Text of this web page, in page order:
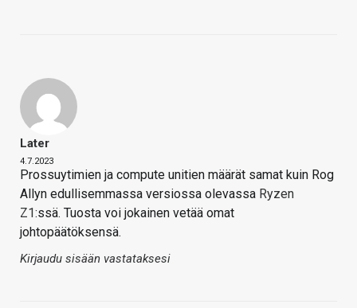
Later
4.7.2023
Prossuytimien ja compute unitien määrät samat kuin Rog
Allyn edullisemmassa versiossa olevassa Ryzen
Z1:ssä. Tuosta voi jokainen vetää omat
johtopäätöksensä.
Kirjaudu sisään vastataksesi